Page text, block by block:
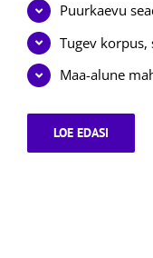
Puurkaevu
Tugev
Maa-alune
LOE EDASIPUURKAEVU
SEADMETE